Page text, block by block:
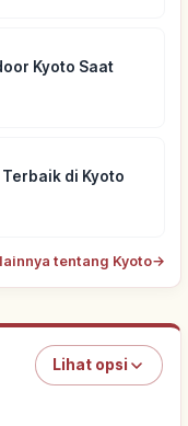
Kyoto Saat
di Kyoto
tentang Kyoto→
Lihat opsi